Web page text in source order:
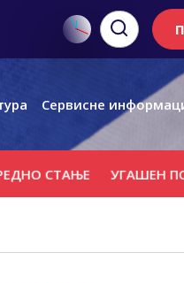
Сервисне
УГАШЕН ПОЖАР У